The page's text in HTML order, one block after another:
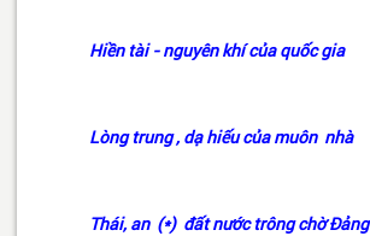
Hiền tài - nguyên khí của quốc gia
Lòng trung , dạ hiếu của muôn nhà
Thái, an (*) đất nước trông chờ Đảng